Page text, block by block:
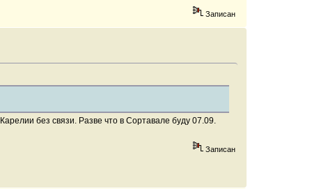
Записан
без связи. Разве что в Сортавале буду 07.09.
Записан